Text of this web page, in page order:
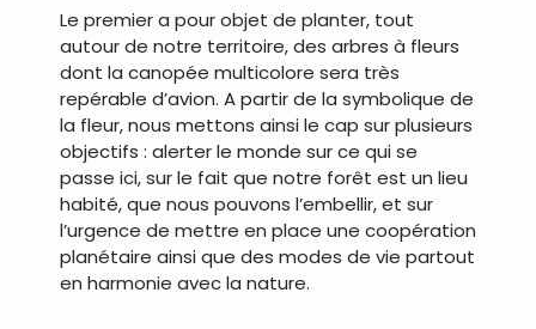
Le premier a pour objet de planter, tout
autour de notre territoire, des arbres à fleurs
dont la canopée multicolore sera très
repérable d’avion. A partir de la symbolique de
la fleur, nous mettons ainsi le cap sur plusieurs
objectifs : alerter le monde sur ce qui se
passe ici, sur le fait que notre forêt est un lieu
habité, que nous pouvons l’embellir, et sur
l’urgence de mettre en place une coopération
planétaire ainsi que des modes de vie partout
en harmonie avec la nature.